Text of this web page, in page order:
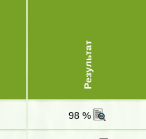
Результат
98 %